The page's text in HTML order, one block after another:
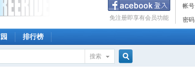
帐号
密码
免注册即享有会员功能
排行榜
搜索